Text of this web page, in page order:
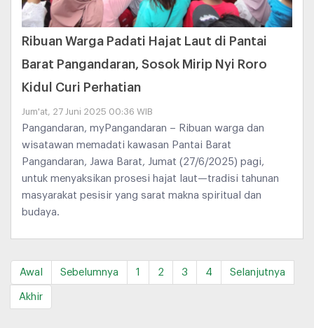
Ribuan Warga Padati Hajat Laut di Pantai
Barat Pangandaran, Sosok Mirip Nyi Roro
Kidul Curi Perhatian
Jum'at, 27 Juni 2025 00:36 WIB
Pangandaran, myPangandaran – Ribuan warga dan
wisatawan memadati kawasan Pantai Barat
Pangandaran, Jawa Barat, Jumat (27/6/2025) pagi,
untuk menyaksikan prosesi hajat laut—tradisi tahunan
masyarakat pesisir yang sarat makna spiritual dan
budaya.
Awal Sebelumnya 1 2 3 4 Selanjutnya
Akhir